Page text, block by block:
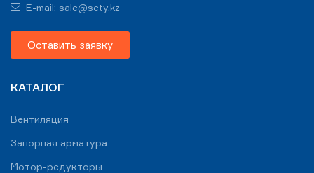
E-mail: sale@sety.kz
Оставить заявку
КАТАЛОГ
Вентиляция
Запорная арматура
Мотор-редукторы